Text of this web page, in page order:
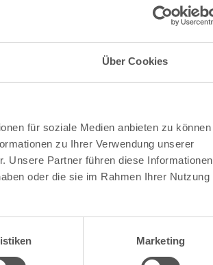
Über Cookies
für soziale Medien anbieten zu können
zu Ihrer Verwendung unserer
Unsere Partner führen diese Informationen
oder die sie im Rahmen Ihrer Nutzung
Marketing